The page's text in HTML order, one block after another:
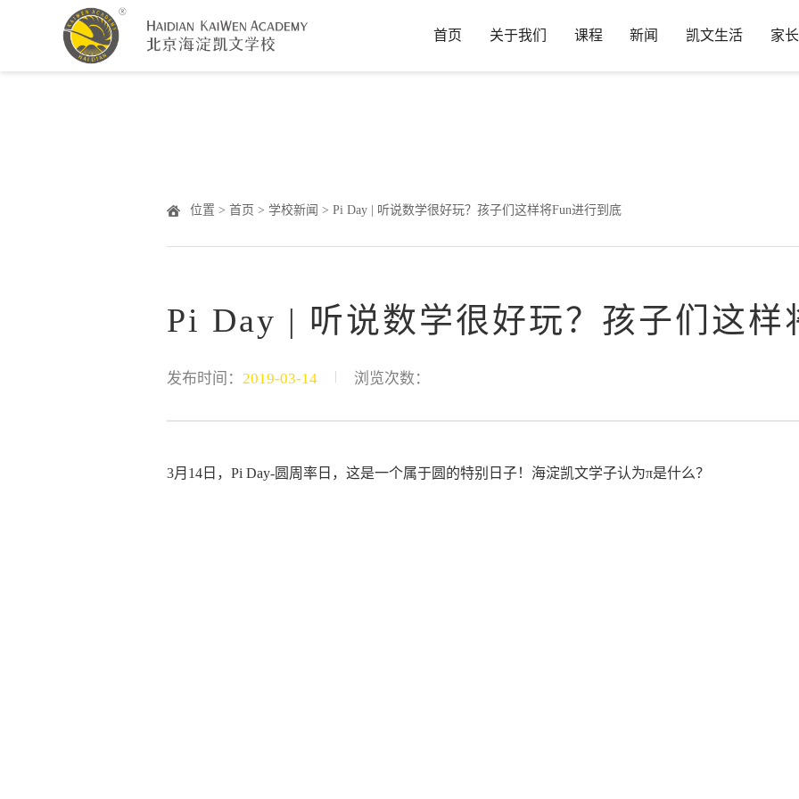
: Undefined array key "HTTP_ACCEPT_LANGUAGE" in /www/wwwroot/www.hdkwa.com/wp-content/plugins/wp-
首页 关于我们 课程 新闻 凯文生活 家
位置 > 首页 > 学校新闻 > Pi Day | 听说数学很好玩？孩子们这样将Fun进行到底
Pi Day | 听说数学很好玩？孩子们这样
发布时间： 2019-03-14 浏览次数：
3月14日，Pi Day-圆周率日，这是一个属于圆的特别日子！海淀凯文学子认为π是什么？